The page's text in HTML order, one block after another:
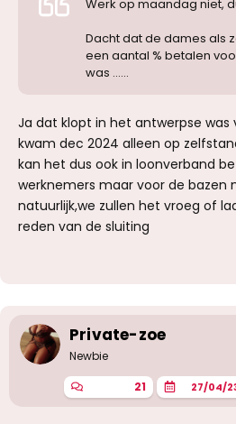
Werk op maandag niet,
Dacht dat de dames als
een aantal % betalen
was ......
Ja dat klopt in het antwerpse was
kwam dec 2024 alleen op
kan het dus ook in loonverband
werknemers maar voor de bazen
natuurlijk,we zullen het vroeg of
reden van de sluiting
Private-zoe
Newbie
21 27/04/